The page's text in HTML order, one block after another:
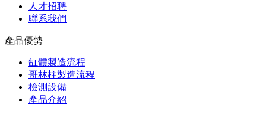
人才招聘
聯系我們
產品優勢
缸體製造流程
哥林柱製造流程
檢測設備
產品介紹